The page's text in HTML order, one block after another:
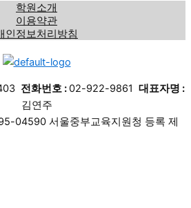
학원소개
이용약관
인정보처리방침
전화번호 :02-922-9861 대표자명 :
김연주
04590 서울중부교육지원청 등록 제